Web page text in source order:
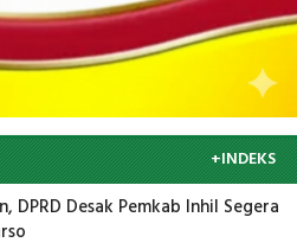
+INDEKS
Desak Pemkab Inhil Segera